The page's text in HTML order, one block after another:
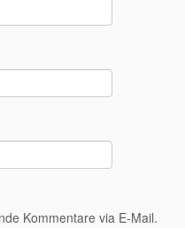
Kommentare via E-Mail.